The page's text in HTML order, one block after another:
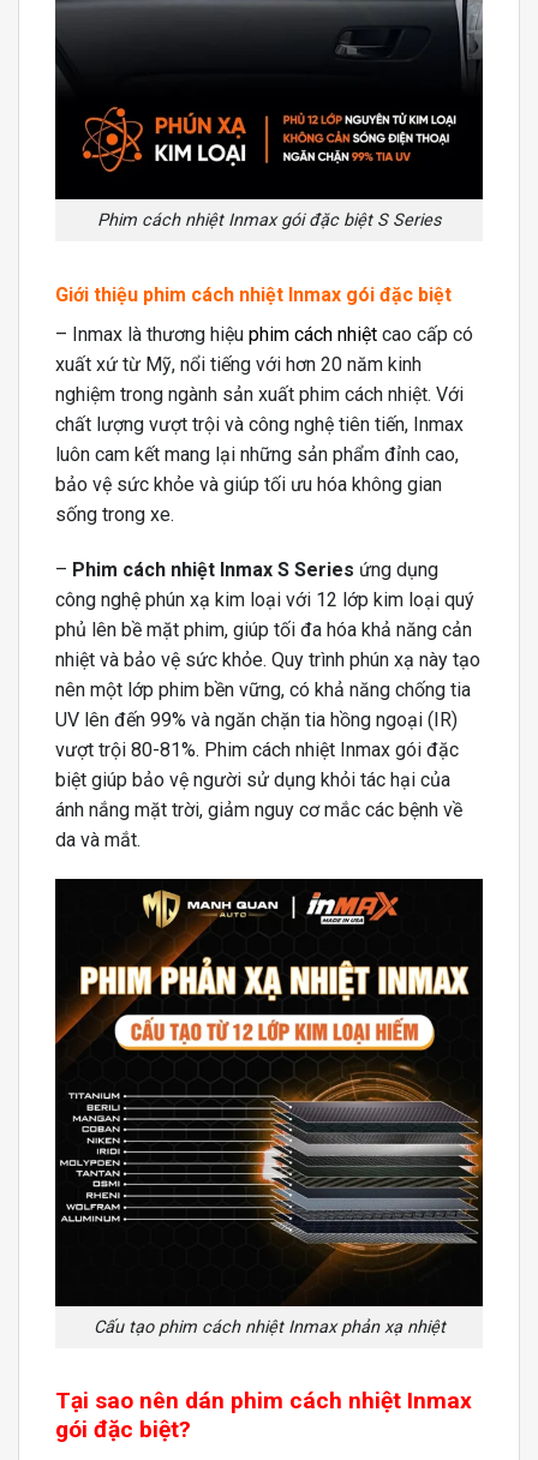
Phim cách nhiệt Inmax gói đặc biệt S Series
Giới thiệu phim cách nhiệt Inmax gói đặc biệt
– Inmax là thương hiệu phim cách nhiệt cao cấp có
xuất xứ từ Mỹ, nổi tiếng với hơn 20 năm kinh
nghiệm trong ngành sản xuất phim cách nhiệt. Với
chất lượng vượt trội và công nghệ tiên tiến, Inmax
luôn cam kết mang lại những sản phẩm đỉnh cao,
bảo vệ sức khỏe và giúp tối ưu hóa không gian
sống trong xe.
– Phim cách nhiệt Inmax S Series ứng dụng
công nghệ phún xạ kim loại với 12 lớp kim loại quý
phủ lên bề mặt phim, giúp tối đa hóa khả năng cản
nhiệt và bảo vệ sức khỏe. Quy trình phún xạ này tạo
nên một lớp phim bền vững, có khả năng chống tia
UV lên đến 99% và ngăn chặn tia hồng ngoại (IR)
vượt trội 80-81%. Phim cách nhiệt Inmax gói đặc
biệt giúp bảo vệ người sử dụng khỏi tác hại của
ánh nắng mặt trời, giảm nguy cơ mắc các bệnh về
da và mắt.
Cấu tạo phim cách nhiệt Inmax phản xạ nhiệt
Tại sao nên dán phim cách nhiệt Inmax
gói đặc biệt?